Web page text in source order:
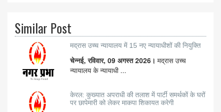
Similar Post
मद्रास उच्च न्यायालय में 15 नए न्यायाधीशों की नियुक्ति
चेन्नई, रविवार, 09 अगस्त 2026। मद्रास उच्च
न्यायालय के न्यायाधी ...
केरल: कुख्यात अपराधी की तलाश में पार्टी समर्थकों के घरों
पर छापेमारी को लेकर माकपा शिकायत करेगी